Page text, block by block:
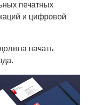
печатных
и цифровой
начать